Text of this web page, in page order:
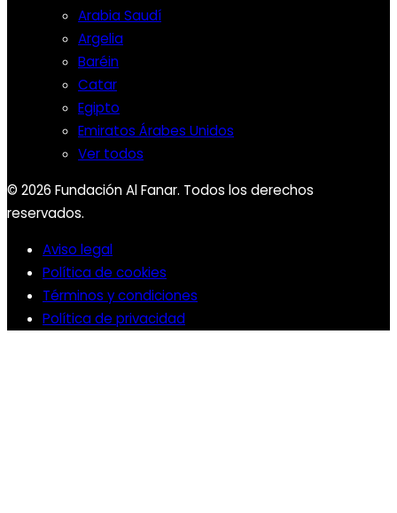
Arabia Saudí
Argelia
Baréin
Catar
Egipto
Emiratos Árabes Unidos
Ver todos
© 2026 Fundación Al Fanar. Todos los derechos
reservados.
Aviso legal
Política de cookies
Términos y condiciones
Política de privacidad